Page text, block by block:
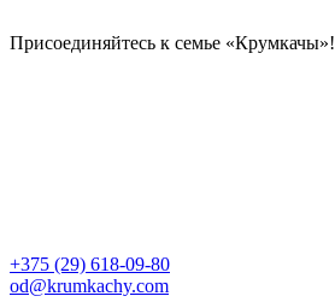
Присоединяйтесь к семье «Крумкачы»!
+375 (29) 618-09-80
od@krumkachy.com